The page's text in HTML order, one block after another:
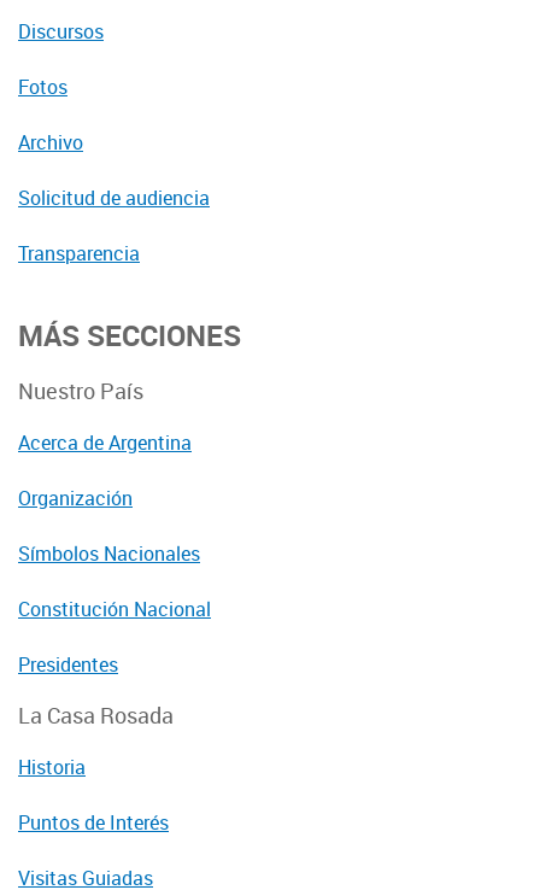
Discursos
Fotos
Archivo
Solicitud de audiencia
Transparencia
MÁS SECCIONES
Nuestro País
Acerca de Argentina
Organización
Símbolos Nacionales
Constitución Nacional
Presidentes
La Casa Rosada
Historia
Puntos de Interés
Visitas Guiadas